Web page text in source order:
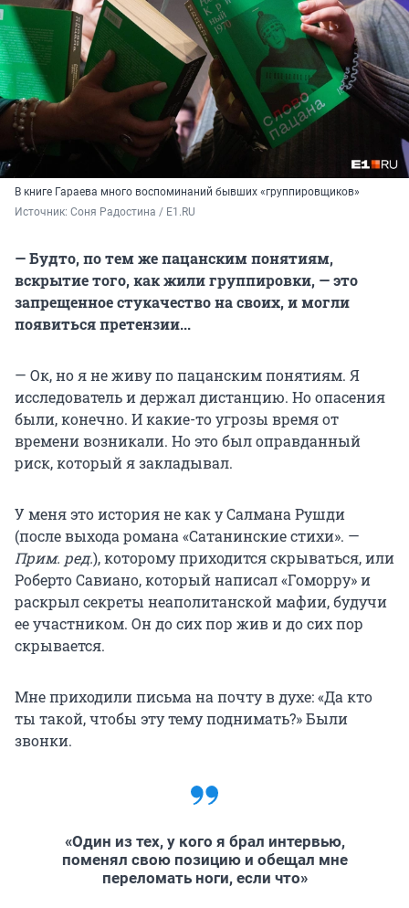
В книге Гараева много воспоминаний бывших «группировщиков»
Источник: Соня Радостина / E1.RU
— Будто, по тем же пацанским понятиям,
вскрытие того, как жили группировки, — это
запрещенное стукачество на своих, и могли
появиться претензии...
— Ок, но я не живу по пацанским понятиям. Я
исследователь и держал дистанцию. Но опасения
были, конечно. И какие-то угрозы время от
времени возникали. Но это был оправданный
риск, который я закладывал.
У меня это история не как у Салмана Рушди
(после выхода романа «Сатанинские стихи». —
Прим. ред.), которому приходится скрываться, или
Роберто Савиано, который написал «Гоморру» и
раскрыл секреты неаполитанской мафии, будучи
ее участником. Он до сих пор жив и до сих пор
скрывается.
Мне приходили письма на почту в духе: «Да кто
ты такой, чтобы эту тему поднимать?» Были
звонки.
«Один из тех, у кого я брал интервью,
поменял свою позицию и обещал мне
переломать ноги, если что»